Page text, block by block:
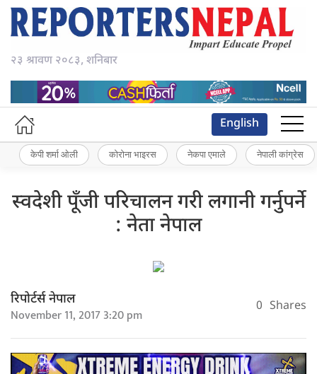
२३ श्रावण २०८३, शनिबार
English
केपी शर्मा ओली कोरोना भाइरस नेकपा एमाले नेपाली कांग्रेस
स्वदेशी पूँजी परिचालन गरी लगानी गर्नुपर्ने
: नेता नेपाल
रिपोर्टर्स नेपाल
November 11, 2017 3:20 pm 0 Shares